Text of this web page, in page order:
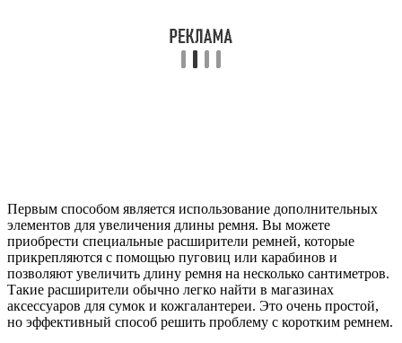
Первым способом является использование дополнительных
элементов для увеличения длины ремня. Вы можете
приобрести специальные расширители ремней, которые
прикрепляются с помощью пуговиц или карабинов и
позволяют увеличить длину ремня на несколько сантиметров.
Такие расширители обычно легко найти в магазинах
аксессуаров для сумок и кожгалантереи. Это очень простой,
но эффективный способ решить проблему с коротким ремнем.